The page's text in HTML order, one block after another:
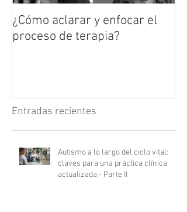
¿Cómo aclarar y enfocar el
proceso de terapia?
Entradas recientes
Autismo a lo largo del ciclo vital:
claves para una práctica clínica
actualizada - Parte II